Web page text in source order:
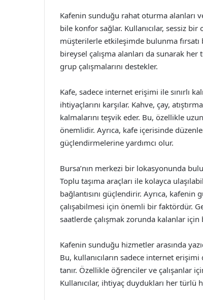
Kafenin sunduğu rahat oturma alanları
bile konfor sağlar. Kullanıcılar, sessiz
müşterilerle etkileşimde bulunma
bireysel çalışma alanları da sunarak
grup çalışmalarını destekler.
Kafe, sadece internet erişimi ile sınırlı
ihtiyaçlarını karşılar. Kahve, çay,
kalmalarını teşvik eder. Bu, özellikle
önemlidir. Ayrıca, kafe içerisinde
güçlendirmelerine yardımcı olur.
Bursa’nın merkezi bir lokasyonunda
Toplu taşıma araçları ile kolayca
bağlantısını güçlendirir. Ayrıca,
çalışabilmesi için önemli bir faktördür.
saatlerde çalışmak zorunda kalanlar için
Kafenin sunduğu hizmetler arasında
Bu, kullanıcıların sadece internet
tanır. Özellikle öğrenciler ve çalışanlar
Kullanıcılar, ihtiyaç duydukları her türlü